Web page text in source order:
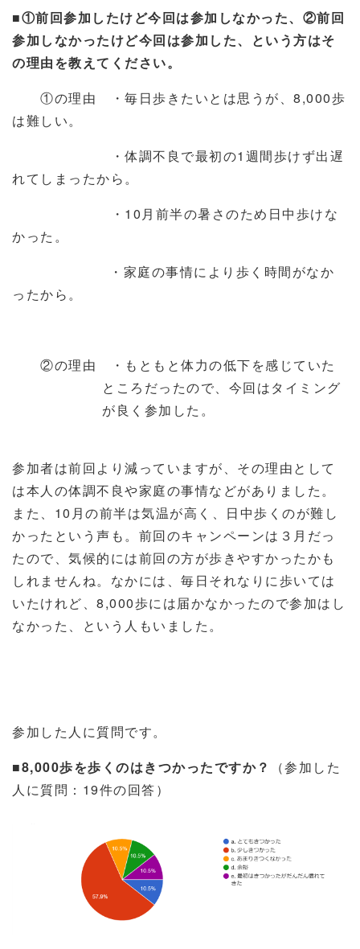
■①前回参加したけど今回は参加しなかった、②前回
参加しなかったけど今回は参加した、という方はそ
の理由を教えてください。
①の理由 ・毎日歩きたいとは思うが、 8,000歩
は難しい。
・体調不良で最初の1 週間歩けず出遅
れてしまったから。
・ 10月前半の暑さのため日中歩けな
かった。
・家庭の事情により歩く時間がなか
ったから。
②の理由 ・もともと体力の低下を感じていた
ところだったので、今回はタイミング
が良く参加した。
参加者は前回より減っていますが、その理由として
は本人の体調不良や家庭の事情などがありました。
また、 10 月の前半は気温が高く、日中歩くのが難し
かったという声も。前回のキャンペーンは３月だっ
たので、気候的には前回の方が歩きやすかったかも
しれませんね。なかには、毎日それなりに歩いては
いたけれど、 8,000歩には届かなかったので参加はし
なかった、という人もいました。
参加した人に質問です。
■8,000歩を歩くのはきつかったですか？
（参加した
人に質問： 19件の回答）